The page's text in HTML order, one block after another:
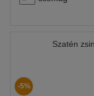
Szatén
-5%